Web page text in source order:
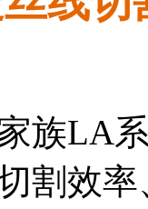
族LA
割效